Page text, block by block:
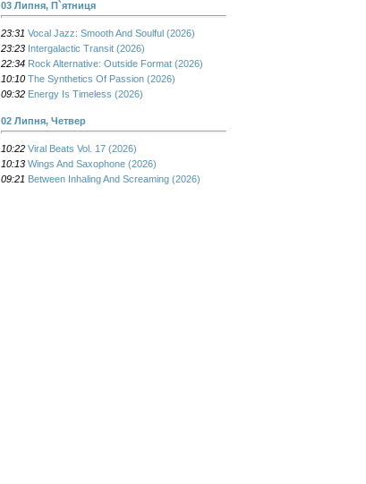
03 Липня, П`ятниця
23:31 Vocal Jazz: Smooth And Soulful (2026)
23:23 Intergalactic Transit (2026)
22:34 Rock Alternative: Outside Format (2026)
10:10 The Synthetics Of Passion (2026)
09:32 Energy Is Timeless (2026)
02 Липня, Четвер
10:22 Viral Beats Vol. 17 (2026)
10:13 Wings And Saxophone (2026)
09:21 Between Inhaling And Screaming (2026)